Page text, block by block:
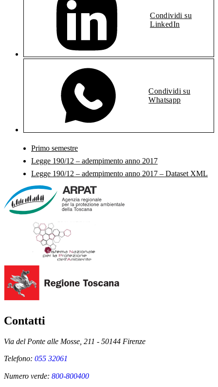
Condividi su
LinkedIn
Condividi su
Whatsapp
Primo semestre
Legge 190/12 – adempimento anno 2017
Legge 190/12 – adempimento anno 2017 – Dataset XML
Contatti
Via del Ponte alle Mosse, 211 - 50144 Firenze
Telefono: 055 32061
Numero verde: 800-800400